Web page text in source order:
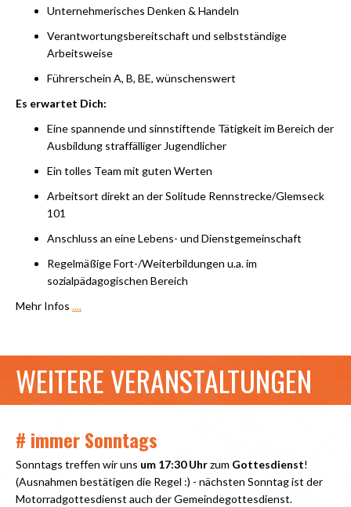
Unternehmerisches Denken & Handeln
Verantwortungsbereitschaft und selbstständige
Arbeitsweise
Führerschein A, B, BE, wünschenswert
Es erwartet Dich:
Eine spannende und sinnstiftende Tätigkeit im Bereich der
Ausbildung straffälliger Jugendlicher
Ein tolles Team mit guten Werten
Arbeitsort direkt an der Solitude Rennstrecke/Glemseck
101
Anschluss an eine Lebens- und Dienstgemeinschaft
Regelmäßige Fort-/Weiterbildungen u.a. im
sozialpädagogischen Bereich
Mehr Infos ....
WEITERE VERANSTALTUNGEN
# immer Sonntags
Sonntags treffen wir uns um 17:30 Uhrzum Gottesdienst!
(Ausnahmen bestätigen die Regel :) - nächsten Sonntag ist der
Motorradgottesdienst auch der Gemeindegottesdienst.